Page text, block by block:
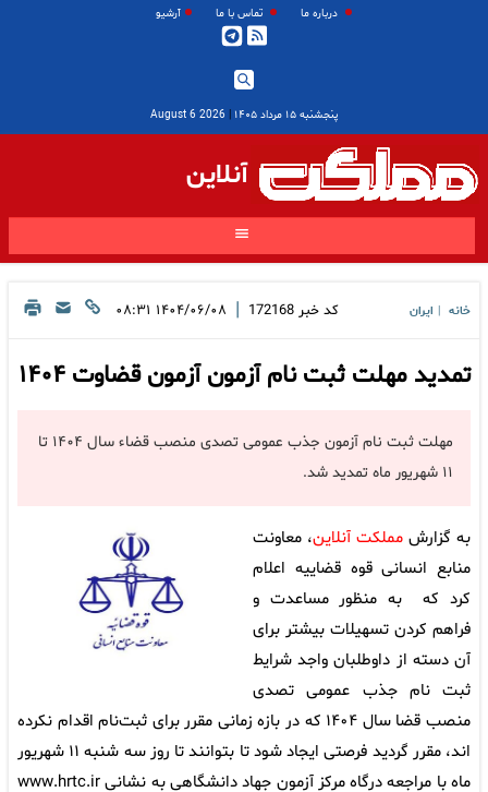
درباره ما تماس با ما آرشیو
پنجشنبه ۱۵ مرداد ۱۴۰۵ |
2026 August 6
آنلاین
خانه ایران کد خبر 172168
| ۱۴۰۴/۰۶/۰۸ ۰۸:۳۱
تمدید مهلت ثبت نام آزمون آزمون قضاوت ۱۴۰۴
مهلت ثبت نام آزمون جذب عمومی ‌تصدی منصب قضاء سال ۱۴۰۴ تا
۱۱ شهریور ماه تمدید شد.
به گزارش مملکت آنلاین، معاونت
منابع انسانی قوه قضاییه اعلام
کرد که به منظور مساعدت و
فراهم کردن تسهیلات بیشتر برای
آن دسته از داوطلبان واجد شرایط
ثبت نام جذب عمومی تصدی
منصب قضا سال ۱۴۰۴ که در بازه زمانی مقرر برای ثبت‌نام اقدام نکرده
اند، مقرر گردید فرصتی ایجاد شود تا بتوانند تا روز سه شنبه ۱۱ شهریور
ماه با مراجعه درگاه مرکز آزمون جهاد دانشگاهی به نشانی www.hrtc.ir